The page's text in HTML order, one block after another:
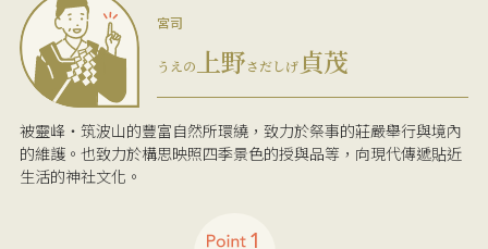
宮司
うえの 上野さだしげ貞茂
被靈峰・筑波山的豐富自然所環繞，致力於祭事的莊嚴舉行與境內
的維護。也致力於構思映照四季景色的授與品等，向現代傳遞貼近
生活的神社文化。